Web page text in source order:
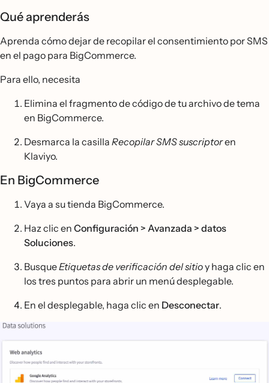
Qué aprenderás
Aprenda cómo dejar de recopilar el consentimiento por SMS
en el pago para BigCommerce.
Para ello, necesita
Elimina el fragmento de código de tu archivo de tema
en BigCommerce.
Desmarca la casilla Recopilar SMS suscriptoren
Klaviyo.
En BigCommerce
Vaya a su tienda BigCommerce.
Haz clic en Configuración > Avanzada > datos
Soluciones.
BusqueEtiquetas de verificación del sitioy haga clic en
los tres puntos para abrir un menú desplegable.
En el desplegable, haga clic en Desconectar.